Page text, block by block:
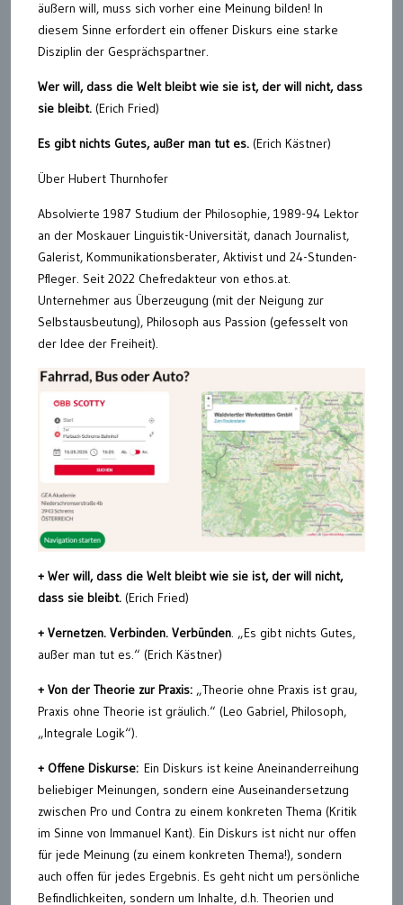
äußern will, muss sich vorher eine Meinung bilden! In
diesem Sinne erfordert ein offener Diskurs eine starke
Disziplin der Gesprächspartner.
Wer will, dass die Welt bleibt wie sie ist, der will nicht, dass
sie bleibt. (Erich Fried)
Es gibt nichts Gutes, außer man tut es. (Erich Kästner)
Über Hubert Thurnhofer
Absolvierte 1987 Studium der Philosophie, 1989-94 Lektor
an der Moskauer Linguistik-Universität, danach Journalist,
Galerist, Kommunikationsberater, Aktivist und 24-Stunden-
Pfleger. Seit 2022 Chefredakteur von ethos.at.
Unternehmer aus Überzeugung (mit der Neigung zur
Selbstausbeutung), Philosoph aus Passion (gefesselt von
der Idee der Freiheit).
+ Wer will, dass die Welt bleibt wie sie ist, der will nicht,
dass sie bleibt. (Erich Fried)
+ Vernetzen. Verbinden. Verbünden. „Es gibt nichts Gutes,
außer man tut es.“ (Erich Kästner)
+ Von der Theorie zur Praxis: „Theorie ohne Praxis ist grau,
Praxis ohne Theorie ist gräulich.“ (Leo Gabriel, Philosoph,
„Integrale Logik“).
+ Offene Diskurse: Ein Diskurs ist keine Aneinanderreihung
beliebiger Meinungen, sondern eine Auseinandersetzung
zwischen Pro und Contra zu einem konkreten Thema (Kritik
im Sinne von Immanuel Kant). Ein Diskurs ist nicht nur offen
für jede Meinung (zu einem konkreten Thema!), sondern
auch offen für jedes Ergebnis. Es geht nicht um persönliche
Befindlichkeiten, sondern um Inhalte, d.h. Theorien und